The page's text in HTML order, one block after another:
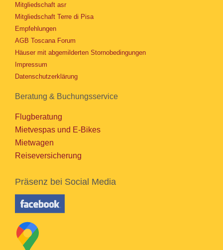
Mitgliedschaft asr
Mitgliedschaft Terre di Pisa
Empfehlungen
AGB Toscana Forum
Häuser mit abgemilderten Stornobedingungen
Impressum
Datenschutzerklärung
Beratung & Buchungsservice
Flugberatung
Mietvespas und E-Bikes
Mietwagen
Reiseversicherung
Präsenz bei Social Media